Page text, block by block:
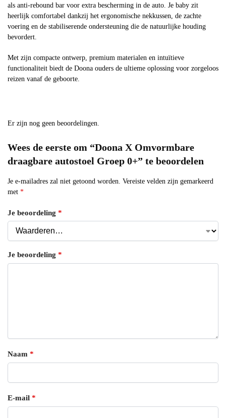
als anti-rebound bar voor extra bescherming in de auto. Je baby zit
heerlijk comfortabel dankzij het ergonomische nekkussen, de zachte
voering en de stabiliserende ondersteuning die de natuurlijke houding
bevordert.
Met zijn compacte ontwerp, premium materialen en intuïtieve
functionaliteit biedt de Doona ouders de ultieme oplossing voor zorgeloos
reizen vanaf de geboorte.
Er zijn nog geen beoordelingen.
Wees de eerste om “Doona X Omvormbare
draagbare autostoel Groep 0+” te beoordelen
Je e-mailadres zal niet getoond worden. Vereiste velden zijn gemarkeerd
met *
Je beoordeling *
Je beoordeling *
Naam *
E-mail *